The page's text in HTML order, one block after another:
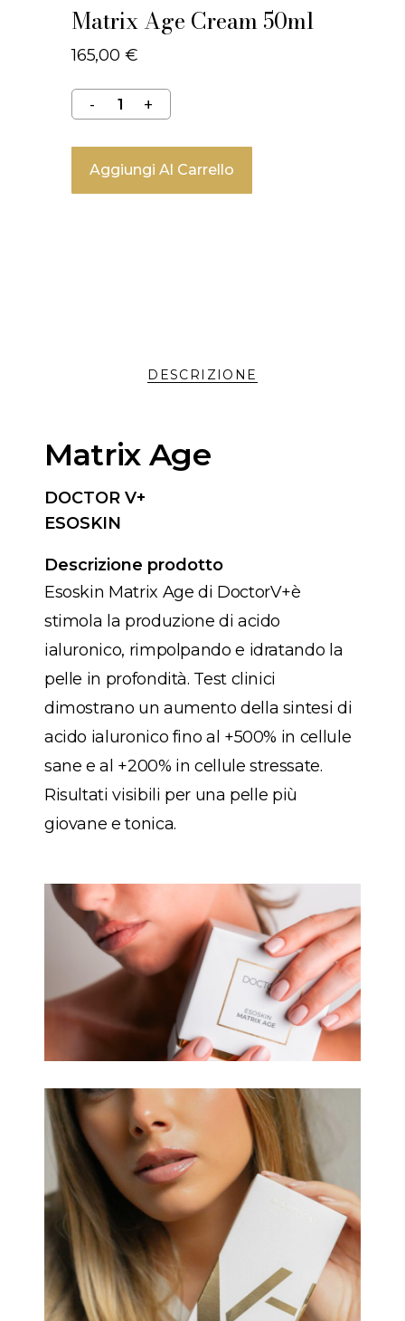
Matrix Age Cream 50ml
165,00 €
Aggiungi Al Carrello
DESCRIZIONE
Matrix Age
DOCTOR V+
ESOSKIN
Descrizione prodotto
Esoskin Matrix Age di DoctorV+è
stimola la produzione di acido
ialuronico, rimpolpando e idratando la
pelle in profondità. Test clinici
dimostrano un aumento della sintesi di
acido ialuronico fino al +500% in cellule
sane e al +200% in cellule stressate.
Risultati visibili per una pelle più
giovane e tonica.